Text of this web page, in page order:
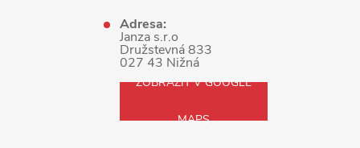
Adresa:
Janza s.r.o
Družstevná 833
027 43 Nižná
ZOBRAZIŤ V GOOGLE
MAPS